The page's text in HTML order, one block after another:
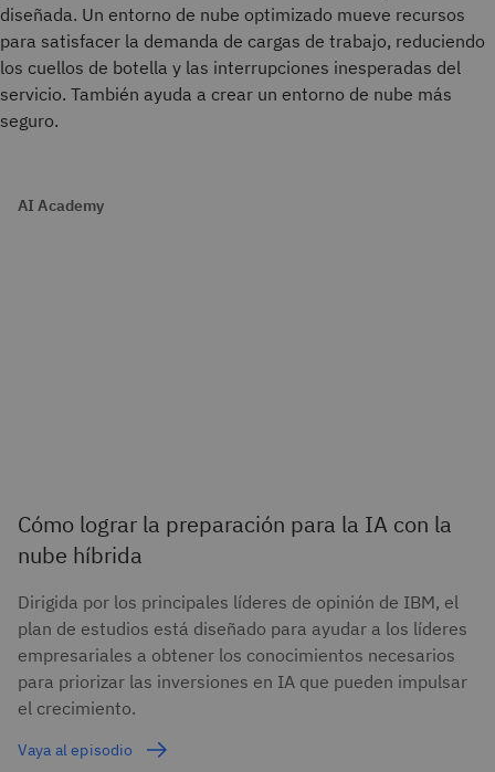
diseñada. Un entorno de nube optimizado mueve recursos
para satisfacer la demanda de cargas de trabajo, reduciendo
los cuellos de botella y las interrupciones inesperadas del
servicio. También ayuda a crear un entorno de nube más
seguro.
AI Academy
Cómo lograr la preparación para la IA con la
nube híbrida
Dirigida por los principales líderes de opinión de IBM, el
plan de estudios está diseñado para ayudar a los líderes
empresariales a obtener los conocimientos necesarios
para priorizar las inversiones en IA que pueden impulsar
el crecimiento.
Vaya al episodio